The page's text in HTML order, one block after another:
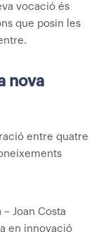
vocació és
que posin les
nova
entre quatre
Joan Costa
en innovació